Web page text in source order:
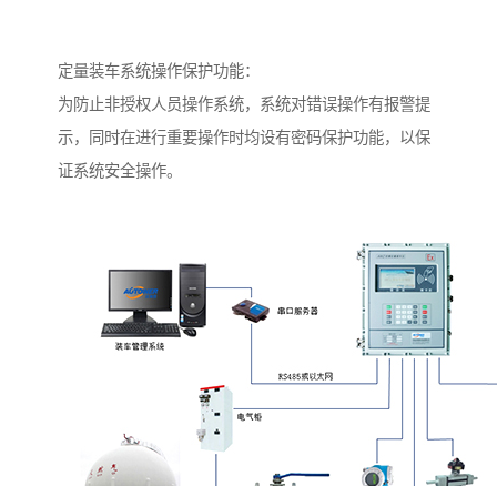
定量装车系统操作保护功能：
为防止非授权人员操作系统，系统对错误操作有报警提
示，同时在进行重要操作时均设有密码保护功能，以保
证系统安全操作。